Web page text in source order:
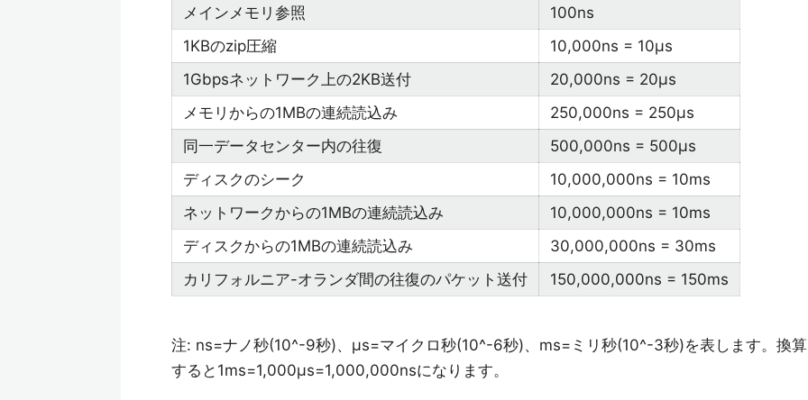
メインメモリ参照
100ns
1KBのzip圧縮
10,000ns = 10μs
1Gbpsネットワーク上の2KB送付
20,000ns = 20μs
メモリからの1MBの連続読込み
250,000ns = 250μs
同一データセンター内の往復
500,000ns = 500μs
ディスクのシーク
10,000,000ns = 10ms
ネットワークからの1MBの連続読込み
10,000,000ns = 10ms
ディスクからの1MBの連続読込み
30,000,000ns = 30ms
カリフォルニア-オランダ間の往復のパケット送付
150,000,000ns = 150ms
注: ns=ナノ秒(10^-9秒)、μs=マイクロ秒(10^-6秒)、ms=ミリ秒(10^-3秒)を表します。換算
すると1ms=1,000μs=1,000,000nsになります。